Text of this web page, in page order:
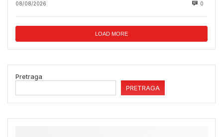
08/08/2026 0
LOAD MORE
Pretraga
PRETRAGA